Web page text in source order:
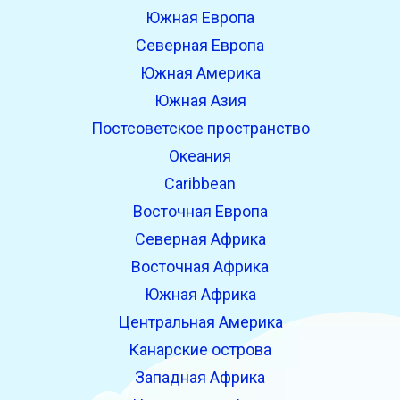
Южная Европа
Северная Европа
Южная Америка
Южная Азия
Постсоветское пространство
Океания
Caribbean
Восточная Европа
Северная Африка
Восточная Африка
Южная Африка
Центральная Америка
Канарские острова
Западная Африка